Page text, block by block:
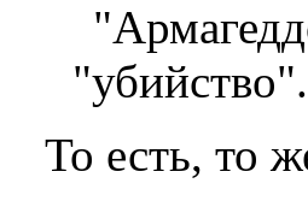
"убийство".
То есть, то